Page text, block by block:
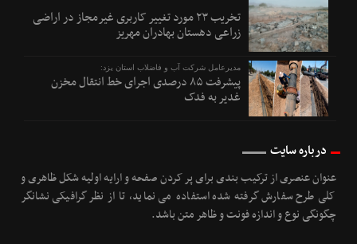
تخریب ۲۳ مورد تغییر کاربری غیرمجاز در اراضی
زراعی دهستان بهادران مهریز
مدیرعامل شرکت آب و فاضلاب استان یزد:
پیشرفت ۸۵ درصدی اجرای خط انتقال مخزن
غدیر به فدک
درباره سایت
عنوان عنصری از ترکیب بندی برای پر کردن صفحه و ارایه اولیه شکل ظاهری و
کلی طرح سفارش گرفته شده استفاده می نماید، تا از نظر گرافیکی نشانگر
چگونگی نوع و اندازه فونت و ظاهر متن باشد.